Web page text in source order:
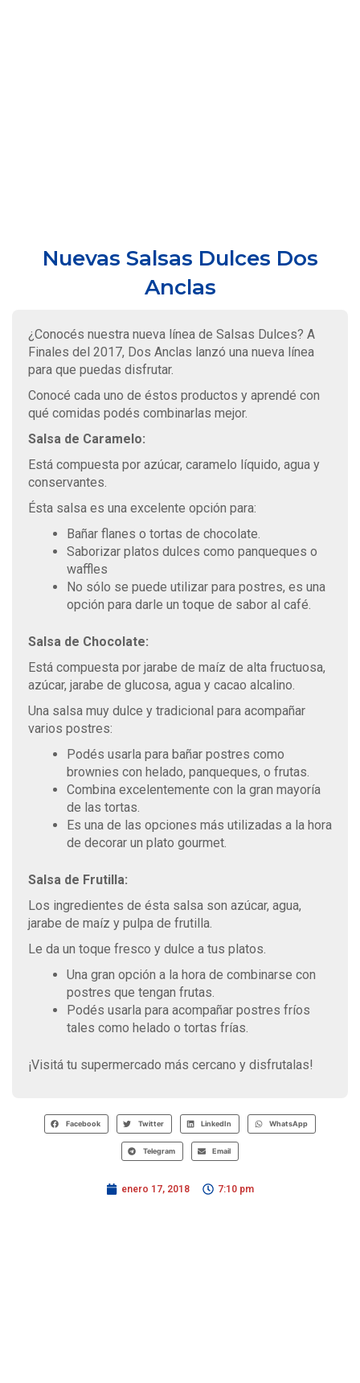
Nuevas Salsas Dulces Dos
Anclas
¿Conocés nuestra nueva línea de Salsas Dulces? A
Finales del 2017, Dos Anclas lanzó una nueva línea
para que puedas disfrutar.
Conocé cada uno de éstos productos y aprendé con
qué comidas podés combinarlas mejor.
Salsa de Caramelo:
Está compuesta por azúcar, caramelo líquido, agua y
conservantes.
Ésta salsa es una excelente opción para:
Bañar flanes o tortas de chocolate.
Saborizar platos dulces como panqueques o
waffles
No sólo se puede utilizar para postres, es una
opción para darle un toque de sabor al café.
Salsa de Chocolate:
Está compuesta por jarabe de maíz de alta fructuosa,
azúcar, jarabe de glucosa, agua y cacao alcalino.
Una salsa muy dulce y tradicional para acompañar
varios postres:
Podés usarla para bañar postres como
brownies con helado, panqueques, o frutas.
Combina excelentemente con la gran mayoría
de las tortas.
Es una de las opciones más utilizadas a la hora
de decorar un plato gourmet.
Salsa de Frutilla:
Los ingredientes de ésta salsa son azúcar, agua,
jarabe de maíz y pulpa de frutilla.
Le da un toque fresco y dulce a tus platos.
Una gran opción a la hora de combinarse con
postres que tengan frutas.
Podés usarla para acompañar postres fríos
tales como helado o tortas frías.
¡Visitá tu supermercado más cercano y disfrutalas!
Facebook Twitter LinkedIn WhatsApp
Telegram Email
enero 17, 2018 7:10 pm